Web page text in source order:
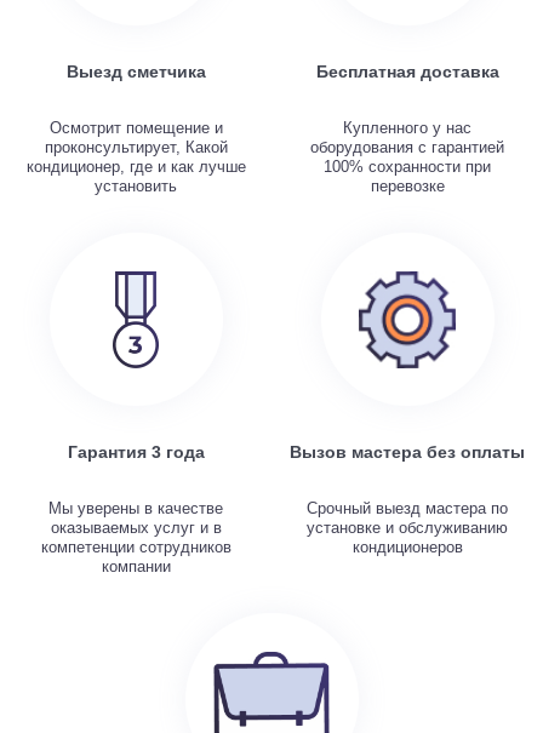
Выезд сметчика
Осмотрит помещение и
проконсультирует, Какой
кондиционер, где и как лучше
установить
Бесплатная доставка
Купленного у нас
оборудования с гарантией
100% сохранности при
перевозке
Гарантия 3 года
Мы уверены в качестве
оказываемых услуг и в
компетенции сотрудников
компании
Вызов мастера без оплаты
Срочный выезд мастера по
установке и обслуживанию
кондиционеров